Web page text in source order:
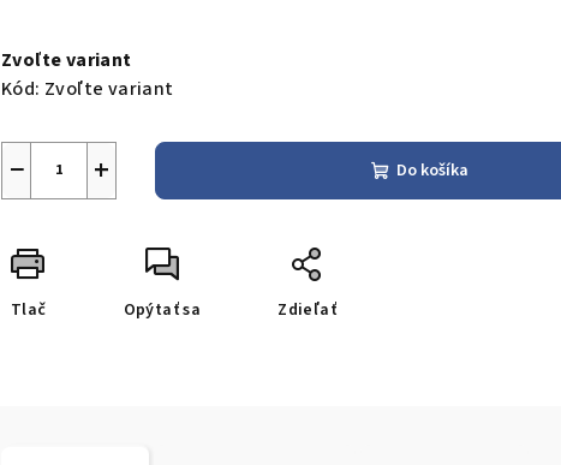
cena:
Zvoľte variant
Kód: Zvoľte variant
+
− Do košíka
Tlač Opýtať sa Zdieľať